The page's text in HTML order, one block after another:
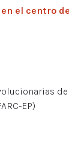
el centro
EP)